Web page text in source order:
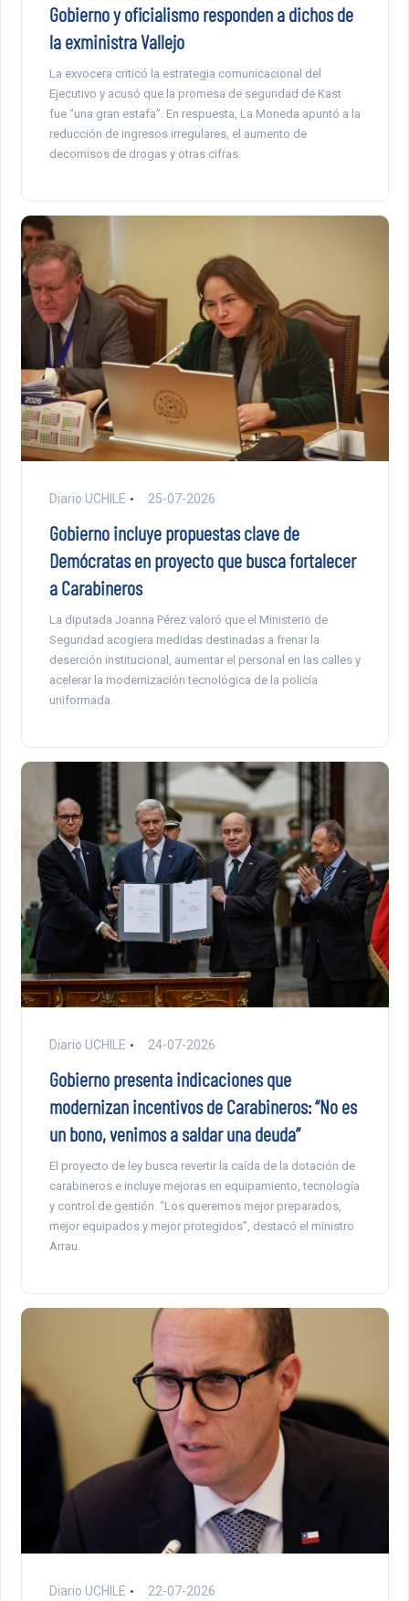
Gobierno y oficialismo responden a dichos de
la exministra Vallejo
La exvocera criticó la estrategia comunicacional del
Ejecutivo y acusó que la promesa de seguridad de Kast
fue “una gran estafa”. En respuesta, La Moneda apuntó a la
reducción de ingresos irregulares, el aumento de
decomisos de drogas y otras cifras.
Diario UCHILE 25-07-2026
Gobierno incluye propuestas clave de
Demócratas en proyecto que busca fortalecer
a Carabineros
La diputada Joanna Pérez valoró que el Ministerio de
Seguridad acogiera medidas destinadas a frenar la
deserción institucional, aumentar el personal en las calles y
acelerar la modernización tecnológica de la policía
uniformada.
Diario UCHILE 24-07-2026
Gobierno presenta indicaciones que
modernizan incentivos de Carabineros: “No es
un bono, venimos a saldar una deuda”
El proyecto de ley busca revertir la caída de la dotación de
carabineros e incluye mejoras en equipamiento, tecnología
y control de gestión. “Los queremos mejor preparados,
mejor equipados y mejor protegidos”, destacó el ministro
Arrau.
Diario UCHILE 22-07-2026